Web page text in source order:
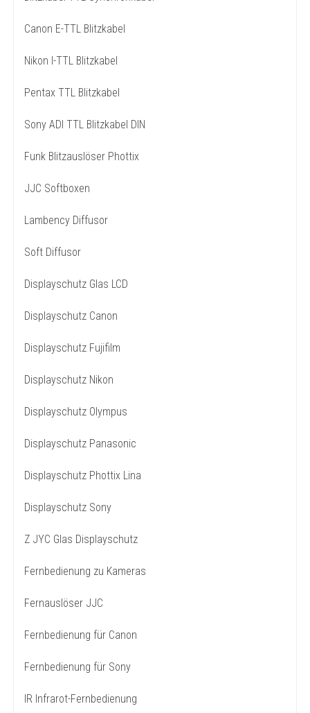
Canon E-TTL Blitzkabel
Nikon I-TTL Blitzkabel
Pentax TTL Blitzkabel
Sony ADI TTL Blitzkabel DIN
Funk Blitzauslöser Phottix
JJC Softboxen
Lambency Diffusor
Soft Diffusor
Displayschutz Glas LCD
Displayschutz Canon
Displayschutz Fujifilm
Displayschutz Nikon
Displayschutz Olympus
Displayschutz Panasonic
Displayschutz Phottix Lina
Displayschutz Sony
Z JYC Glas Displayschutz
Fernbedienung zu Kameras
Fernauslöser JJC
Fernbedienung für Canon
Fernbedienung für Sony
IR Infrarot-Fernbedienung